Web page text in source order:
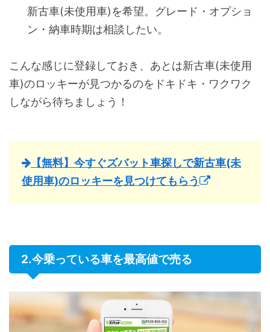
新古車(未使用車)を希望。グレード・オプショ
ン・納車時期は相談したい。
こんな感じに登録しておき、あとは新古車(未使用
車)のロッキーが見つかるのをドキドキ・ワクワク
しながら待ちましょう！
【無料】今すぐズバット車探しで新古車(未
使用車)のロッキーを見つけてもらう
2.今乗っている車を最高値で売る